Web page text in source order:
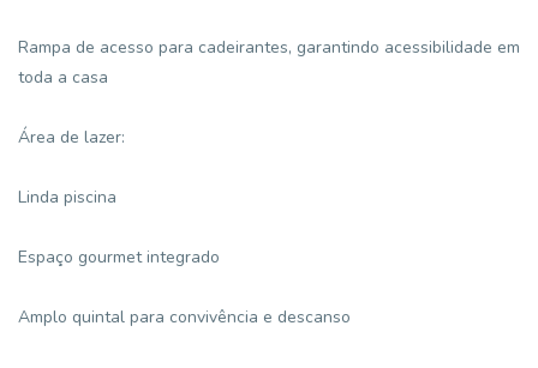
Rampa de acesso para cadeirantes, garantindo acessibilidade em
toda a casa
Área de lazer:
Linda piscina
Espaço gourmet integrado
Amplo quintal para convivência e descanso